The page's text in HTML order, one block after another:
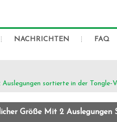
NACHRICHTEN FAQ
sortierte in der Tongle-
Größe Mit 2 Auslegungen